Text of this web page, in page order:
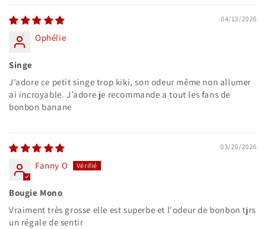
04/13/2026
Ophélie
Singe
J’adore ce petit singe trop kiki, son odeur même non allumer
ai incroyable. J’adore je recommande a tout les fans de
bonbon banane
03/20/2026
Fanny O
Bougie Mono
Vraiment très grosse elle est superbe et l'odeur de bonbon tjrs
un régale de sentir